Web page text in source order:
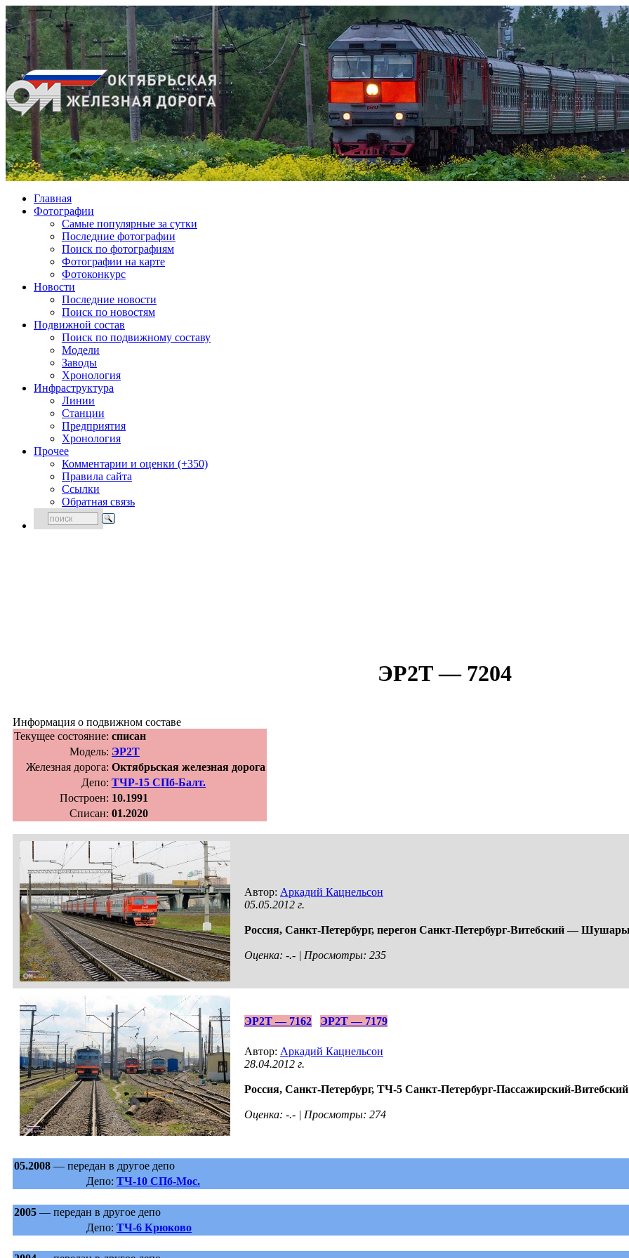
Главная
Фотографии
Cамые популярные за сутки
Последние фотографии
Поиск по фотографиям
Фотографии на карте
Фотоконкурс
Новости
Последние новости
Поиск по новостям
Подвижной состав
Поиск по подвижному составу
Модели
Заводы
Хронология
Инфраструктура
Линии
Станции
Предприятия
Хронология
Прочее
Комментарии и оценки (+350)
Правила сайта
Ссылки
Обратная связь
ЭР2Т — 7204
Информация о подвижном составе
Текущее состояние: списан
Модель: ЭР2Т
Железная дорога: Октябрьская железная дорога
Депо: ТЧР-15 СПб-Балт.
Построен: 10.1991
Списан: 01.2020
Автор: Аркадий Кацнельсон
05.05.2012 г.
Россия, Санкт-Петербург, перегон Санкт-Петербург-Витебский —
Оценка: -.- | Просмотры: 235
ЭР2Т — 7162 ЭР2Т — 7179
Автор: Аркадий Кацнельсон
28.04.2012 г.
Россия, Санкт-Петербург, ТЧ-5 Санкт-Петербург-Пассажирский-Витебский
Оценка: -.- | Просмотры: 274
05.2008 — передан в другое депо
Депо: ТЧ-10 СПб-Мос.
2005 — передан в другое депо
Депо: ТЧ-6 Крюково